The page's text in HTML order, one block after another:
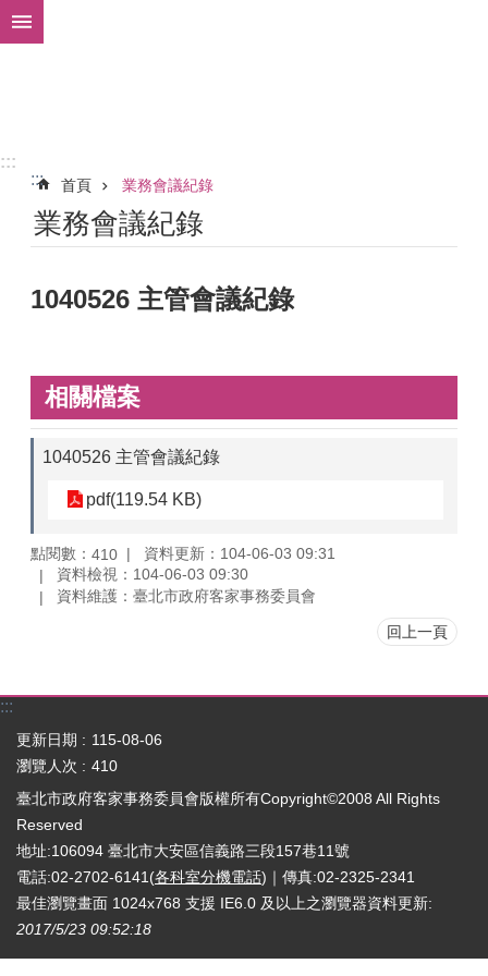
跳到主要內容區塊
:::
:::
首頁 業務會議紀錄
業務會議紀錄
1040526 主管會議紀錄
相關檔案
1040526 主管會議紀錄
pdf(119.54 KB)
點閱數： 410
資料更新：104-06-03 09:31
資料檢視：104-06-03 09:30
資料維護：臺北市政府客家事務委員會
回上一頁
:::
更新日期
115-08-06
瀏覽人次
410
臺北市政府客家事務委員會版權所有Copyright©2008 All Rights
Reserved
地址:106094 臺北市大安區信義路三段157巷11號
電話:02-2702-6141(各科室分機電話)｜傳真:02-2325-2341
最佳瀏覽畫面 1024x768 支援 IE6.0 及以上之瀏覽器資料更新:
2017/5/23 09:52:18